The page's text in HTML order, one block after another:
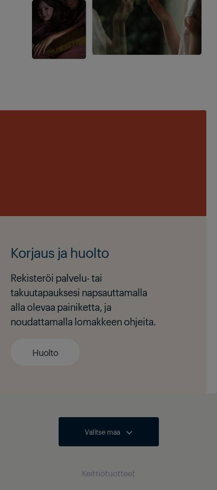
Korjaus ja huolto
Rekisteröi palvelu- tai
takuutapauksesi napsauttamalla
alla olevaa painiketta, ja
noudattamalla lomakkeen ohjeita.
Huolto
Valitse maa
Keittiötuotteet